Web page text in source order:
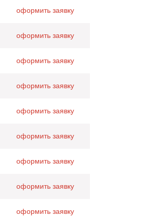
оформить заявку
оформить заявку
оформить заявку
оформить заявку
оформить заявку
оформить заявку
оформить заявку
оформить заявку
оформить заявку